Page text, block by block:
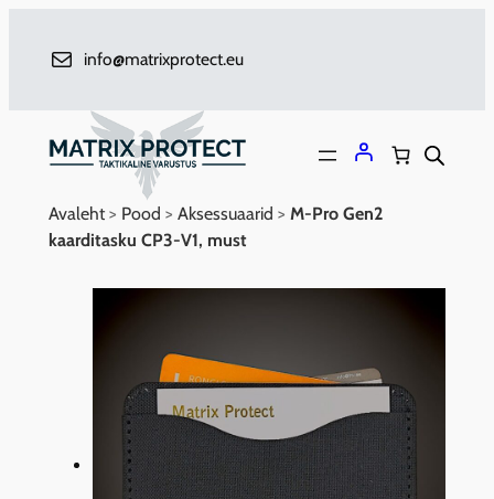
info@matrixprotect.eu
Avaleht> Pood > Aksessuaarid > M-Pro Gen2
kaarditasku CP3-V1, must